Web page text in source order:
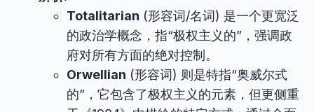
Totalitarian (形容词/名词) 是一个更宽泛
的政治学概念，指“极权主义的”，强调政
府对所有方面的绝对控制。
Orwellian (形容词) 则是特指“奥威尔式
的”，它包含了极权主义的元素，但更侧重